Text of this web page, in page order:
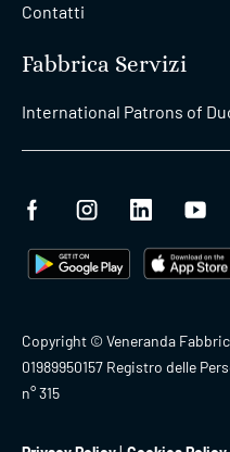
Contatti
Fabbrica Servizi
International Patrons of
Copyright © Veneranda
01989950157 Registro delle
n° 315